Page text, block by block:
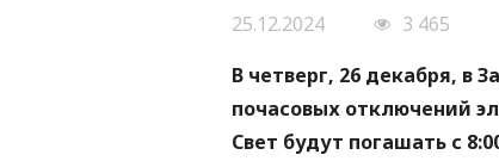
25.12.2024
3 465
В четверг, 26 декабря, в
почасовых отключений
Свет будут погашать с